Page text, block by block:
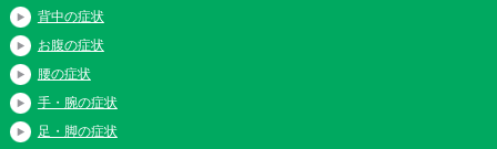
背中の症状
お腹の症状
腰の症状
手・腕の症状
足・脚の症状